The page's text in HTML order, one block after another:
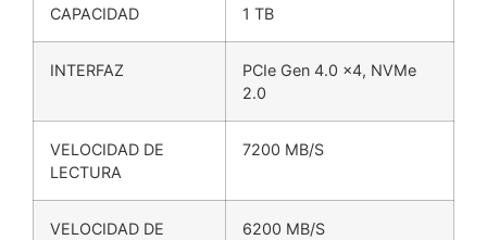
CAPACIDAD 1 TB
INTERFAZ
PCIe Gen 4.0 x4, NVMe
2.0
VELOCIDAD DE
LECTURA
7200 MB/S
VELOCIDAD DE
6200 MB/S